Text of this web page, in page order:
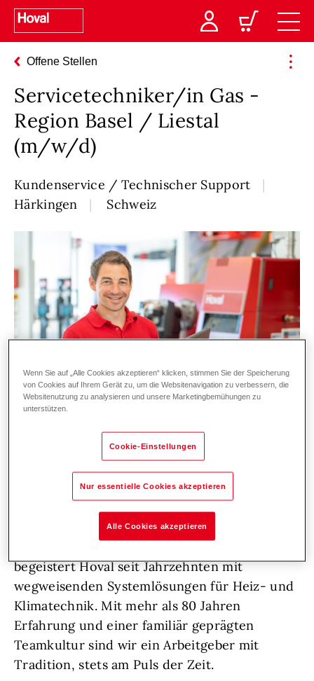
Offene Stellen
Servicetechniker/in Gas -
Region Basel / Liestal
(m/w/d)
Kundenservice / Technischer Support
Härkingen
Schweiz
Zur Verstärkung unseres Service-Teams in
der Region Basel / Liestal suchen wir DICH!
begeistert Hoval seit Jahrzehnten mit
wegweisenden Systemlösungen für Heiz- und
Klimatechnik. Mit mehr als 80 Jahren
Erfahrung und einer familiär geprägten
Teamkultur sind wir ein Arbeitgeber mit
Tradition, stets am Puls der Zeit.
Wenn Sie auf „Alle Cookies akzeptieren“ klicken, stimmen Sie der Speicherung
von Cookies auf Ihrem Gerät zu, um die Websitenavigation zu verbessern, die
Websitenutzung zu analysieren und unsere Marketingbemühungen zu
unterstützen.
Cookie-Einstellungen
Nur essentielle Cookies akzeptieren
Alle Cookies akzeptieren